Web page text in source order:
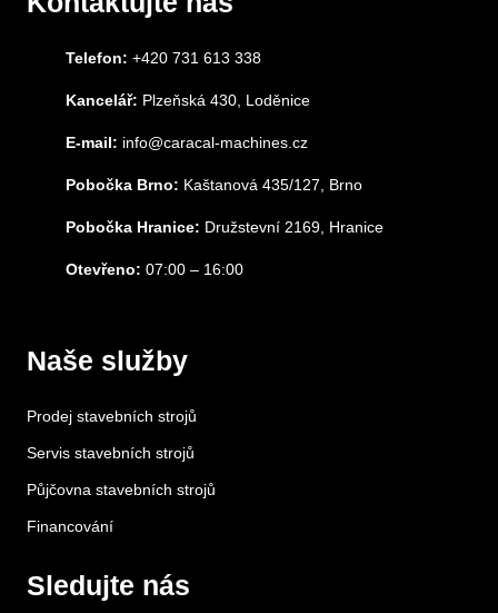
Telefon: +420 731 613 338
Kancelář: Plzeňská 430, Loděnice
E-mail: info@caracal-machines.cz
Pobočka Brno: Kaštanová 435/127, Brno
Pobočka Hranice: Družstevní 2169, Hranice
Otevřeno: 07:00 – 16:00
Naše služby
Prodej stavebních strojů
Servis stavebních strojů
Půjčovna stavebních strojů
Financování
Sledujte nás